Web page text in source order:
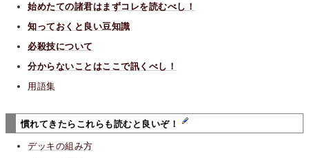
始めたての諸君はまずコレを読むべし！
知っておくと良い豆知識
必殺技について
分からないことはここで訊くべし！
用語集
慣れてきたらこれらも読むと良いぞ！
デッキの組み方